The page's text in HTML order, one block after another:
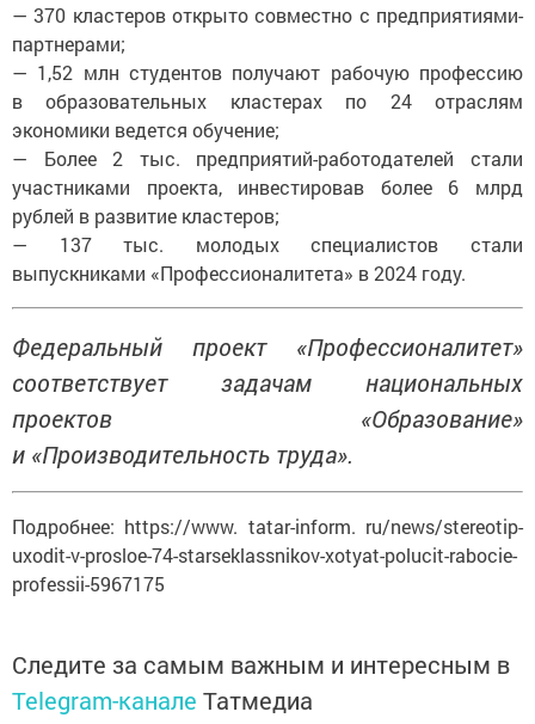
— 370 кластеров открыто совместно с предприятиями-
партнерами;
— 1,52 млн студентов получают рабочую профессию
в образовательных кластерах по 24 отраслям
экономики ведется обучение;
— Более 2 тыс. предприятий-работодателей стали
участниками проекта, инвестировав более 6 млрд
рублей в развитие кластеров;
— 137 тыс. молодых специалистов стали
выпускниками «Профессионалитета» в 2024 году.
Федеральный проект «Профессионалитет»
соответствует задачам национальных
проектов «Образование»
и «Производительность труда».
Подробнее: https://www. tatar-inform. ru/news/stereotip-
uxodit-v-prosloe-74-starseklassnikov-xotyat-polucit-rabocie-
professii-5967175
Следите за самым важным и интересным в
Telegram-канале Татмедиа